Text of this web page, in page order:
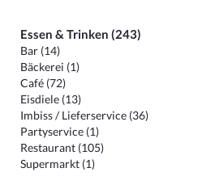
Essen & Trinken (243)
Bar (14)
Bäckerei (1)
Café (72)
Eisdiele (13)
Imbiss / Lieferservice (36)
Partyservice (1)
Restaurant (105)
Supermarkt (1)